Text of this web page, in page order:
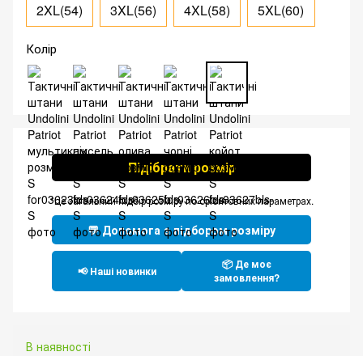
2XL(54) 3XL(56) 4XL(58) 5XL(60)
Колір
Підібрати розмір
*Це загальний підбір розміру по орієнтовних параметрах.
💬 Допомога з підбором розміру
📢 Наші новинки
📦 Де моє
замовлення?
В наявності